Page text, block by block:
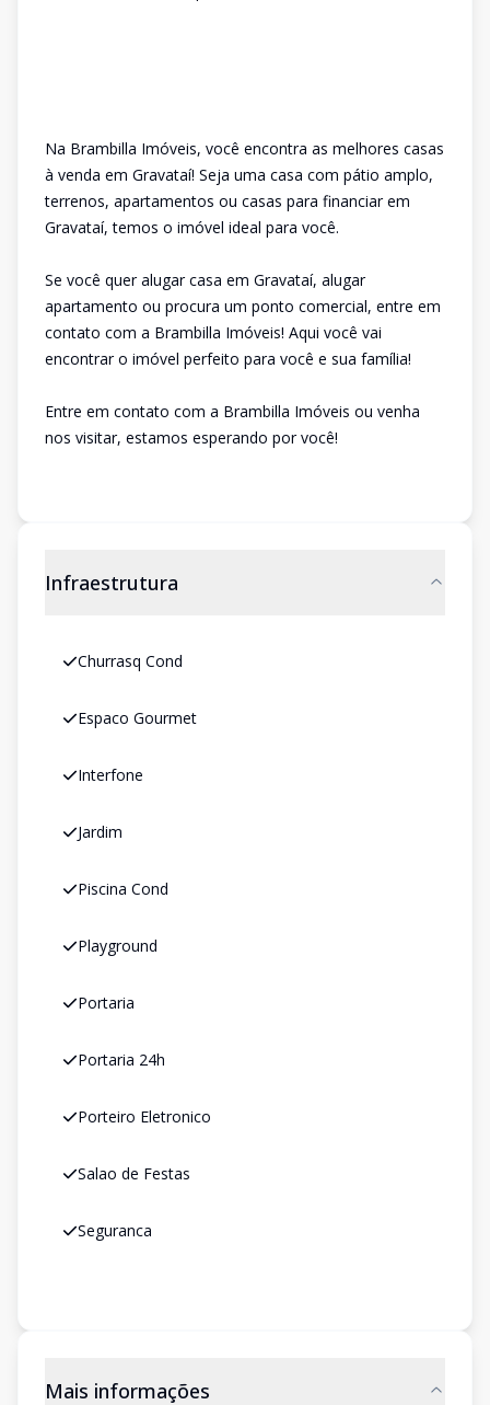
Na Brambilla Imóveis, você encontra as melhores casas
à venda em Gravataí! Seja uma casa com pátio amplo,
terrenos, apartamentos ou casas para financiar em
Gravataí, temos o imóvel ideal para você.
Se você quer alugar casa em Gravataí, alugar
apartamento ou procura um ponto comercial, entre em
contato com a Brambilla Imóveis! Aqui você vai
encontrar o imóvel perfeito para você e sua família!
Entre em contato com a Brambilla Imóveis ou venha
nos visitar, estamos esperando por você!
Infraestrutura
Churrasq Cond
Espaco Gourmet
Interfone
Jardim
Piscina Cond
Playground
Portaria
Portaria 24h
Porteiro Eletronico
Salao de Festas
Seguranca
Mais informações